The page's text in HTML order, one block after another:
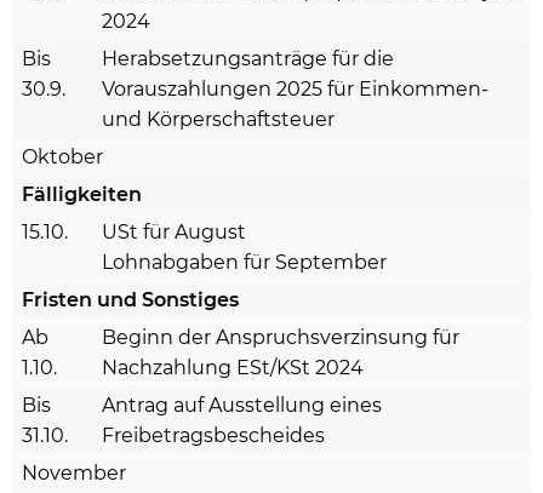
2024
Bis
30.9.
Herabsetzungsanträge für die
Vorauszahlungen 2025 für Einkommen-
und Körperschaftsteuer
Oktober
Fälligkeiten
15.10.
USt für August
Lohnabgaben für September
Fristen und Sonstiges
Ab
1.10.
Beginn der Anspruchsverzinsung für
Nachzahlung ESt/KSt 2024
Bis
31.10.
Antrag auf Ausstellung eines
Freibetragsbescheides
November